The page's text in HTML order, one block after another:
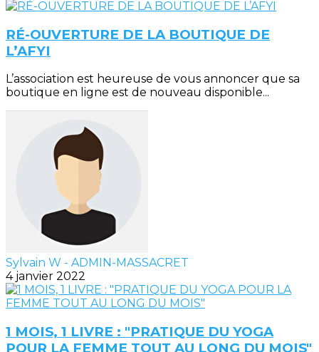
RÉ-OUVERTURE DE LA BOUTIQUE DE
L’AFYI
L’association est heureuse de vous annoncer que sa
boutique en ligne est de nouveau disponible...
Sylvain W - ADMIN-MASSACRET
4 janvier 2022
1 MOIS, 1 LIVRE : "PRATIQUE DU YOGA
POUR LA FEMME TOUT AU LONG DU MOIS"